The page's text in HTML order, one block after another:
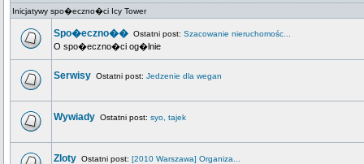
Inicjatywy spo�eczno�ci Icy Tower
Spo�eczno�� Ostatni post: Szacowanie nieruchomośc...
O spo�eczno�ci og�lnie
Serwisy Ostatni post: Jedzenie dla wegan
Wywiady Ostatni post: syo, tajek
Zloty Ostatni post: [2010 Warszawa] Organiza...